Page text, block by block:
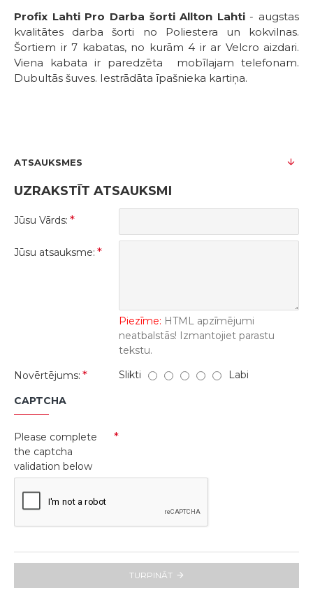
Profix Lahti Pro Darba šorti Allton Lahti- augstas
kvalitātes darba šorti no Poliestera un kokvilnas.
Šortiem ir 7 kabatas, no kurām 4 ir ar Velcro aizdari.
Viena kabata ir paredzēta mobīlajam telefonam.
Dubultās šuves. Iestrādāta īpašnieka kartiņa.
ATSAUKSMES
UZRAKSTĪT ATSAUKSMI
Jūsu Vārds:
Jūsu atsauksme:
Piezīme: HTML apzīmējumi
neatbalstās! Izmantojiet parastu
tekstu.
Novērtējums:
Slikti Labi
CAPTCHA
Please complete
the captcha
validation below
TURPINĀT